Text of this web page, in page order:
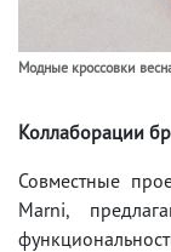
Модные кроссовки
Коллаборации
Совместные
Marni,